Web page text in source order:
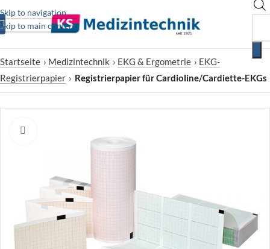
Skip to navigation
Skip to main content
Startseite › Medizintechnik › EKG & Ergometrie › EKG-
Registrierpapier › Registrierpapier für Cardioline/Cardiette-EKGs